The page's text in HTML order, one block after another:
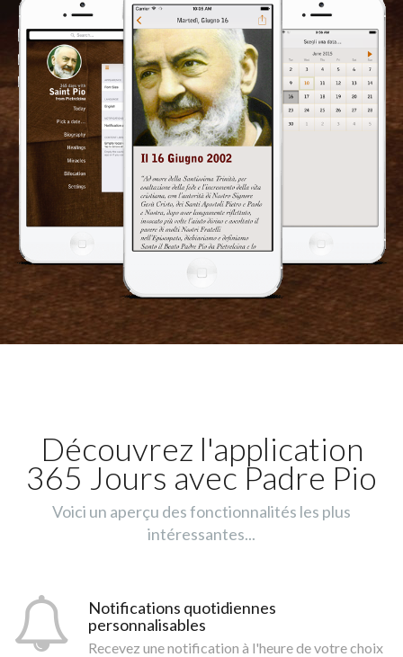
Découvrez l'application
365 Jours avec Padre Pio
Voici un aperçu des fonctionnalités les plus
intéressantes...
Notifications quotidiennes
personnalisables
Recevez une notification à l'heure de votre choix